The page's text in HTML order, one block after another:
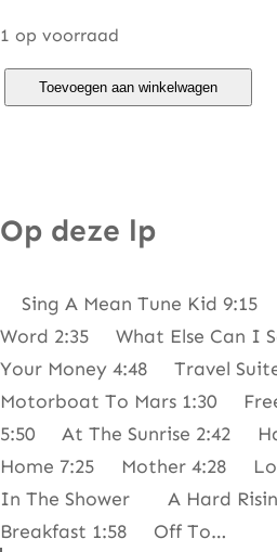
1 op voorraad
g
C
h
i
c
a
g
o
Toevoegen aan winkelwagen
Op deze lp
Sing A Mean Tune Kid 9:15
Word 2:35 What Else Can I
Your Money 4:48 Travel
Motorboat To Mars 1:30
5:50 At The Sunrise 2:42
Home 7:25 Mother 4:28
In The Shower A Hard
Breakfast 1:58 Off To…